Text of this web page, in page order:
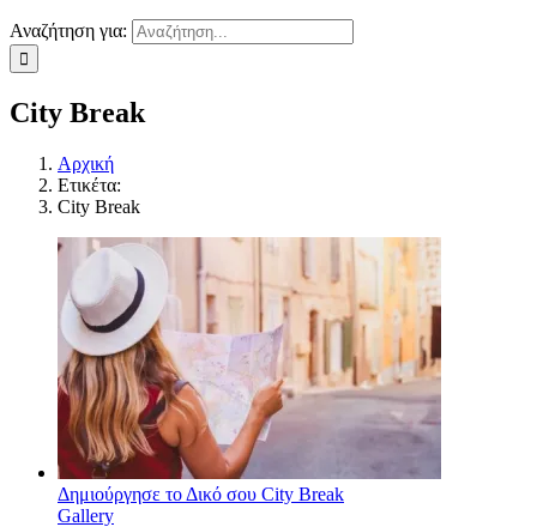
Αναζήτηση για:
City Break
Αρχική
Ετικέτα:
City Break
Δημιούργησε το Δικό σου City Break
Gallery